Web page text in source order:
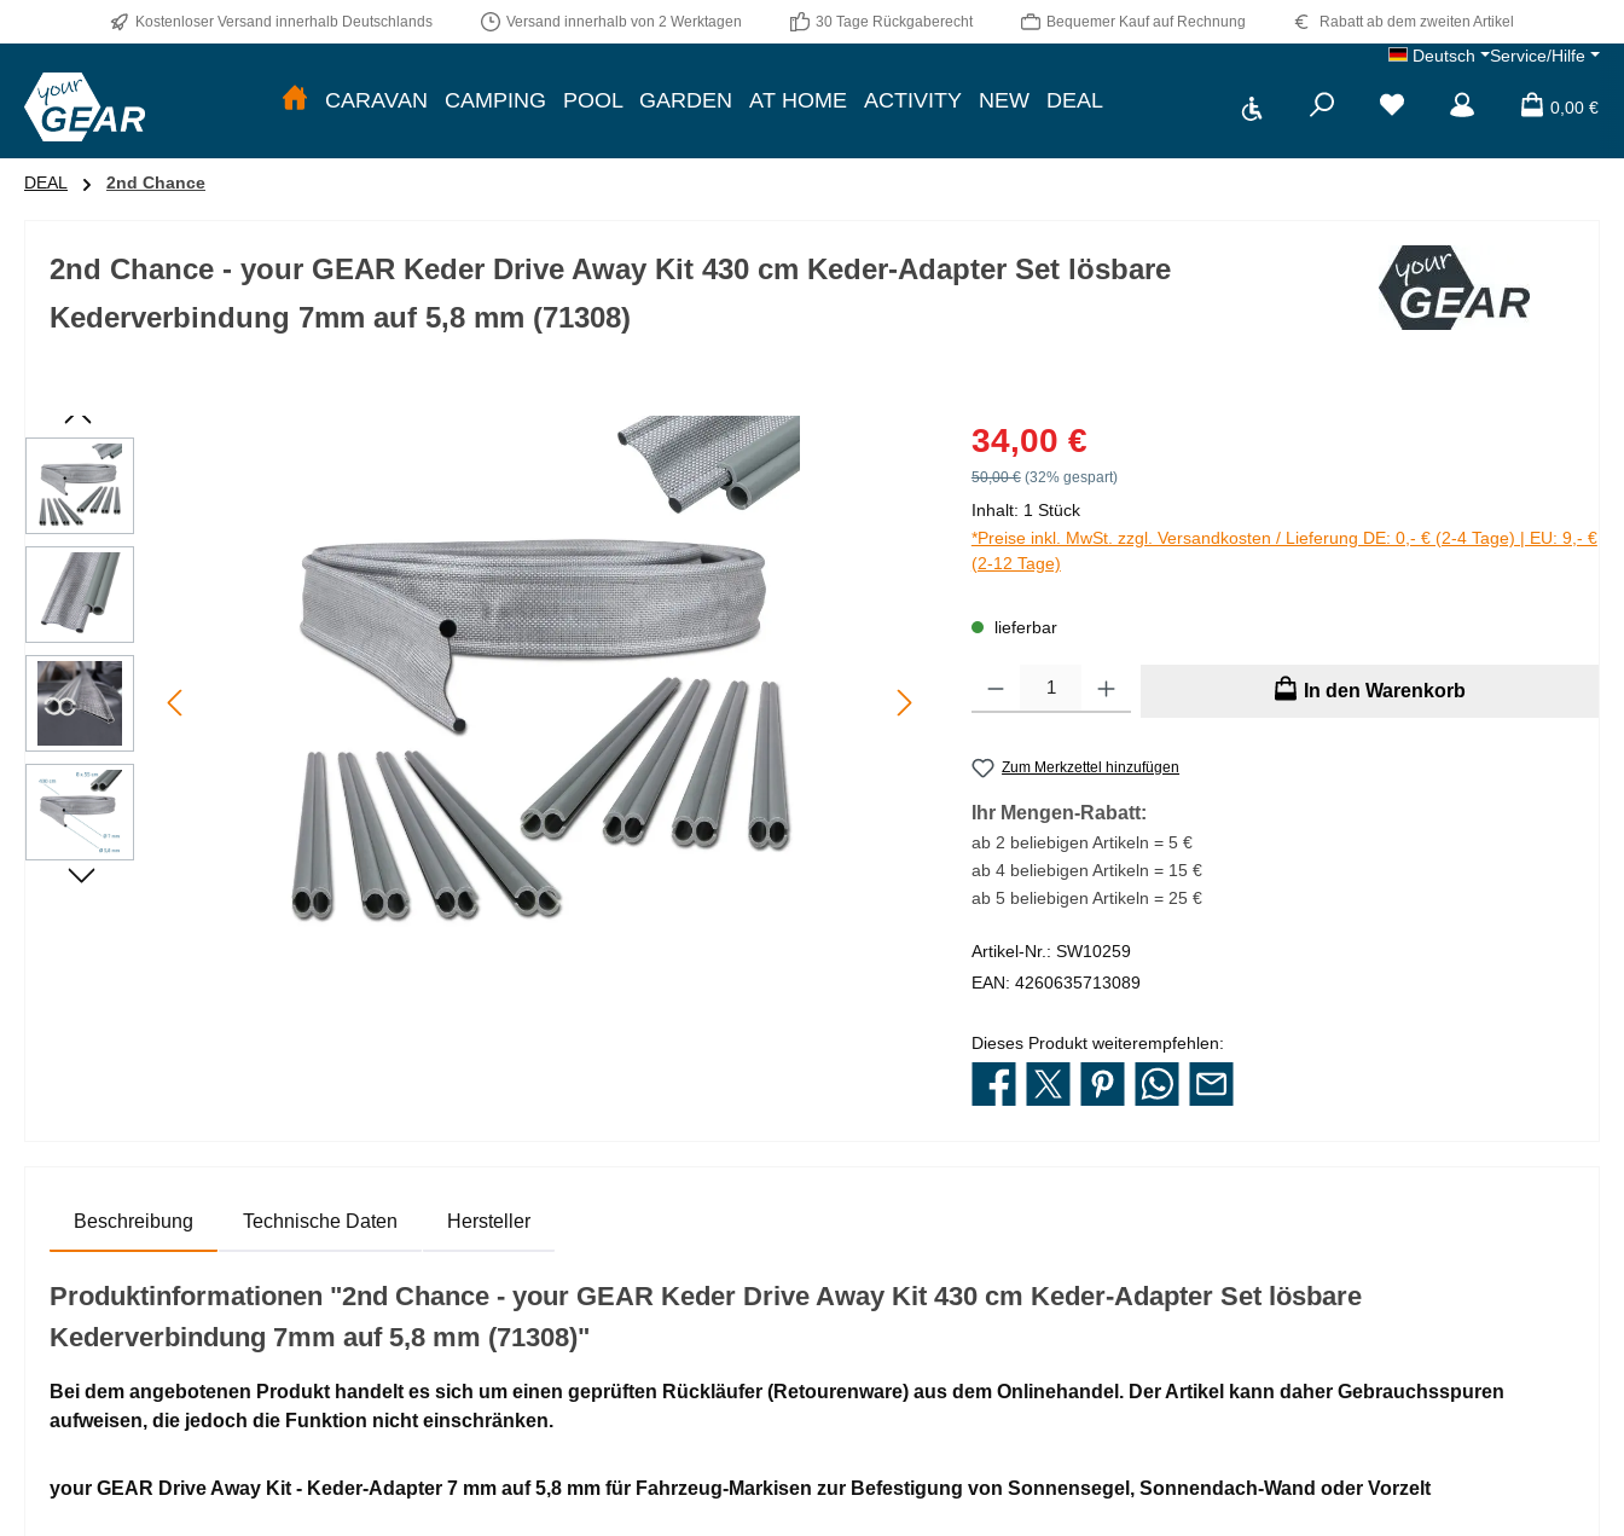
Hauptinhalt springen
Zur Suche springen
Zur Hauptnavigation springen
Kostenloser Versand innerhalb Deutschlands Versand innerhalb von 2 Werktagen 30 Tage Rückgaberecht Bequemer Kauf auf Rechnung Rabatt ab dem zweiten Artikel
Deutsch Service/Hilfe
CARAVAN CAMPING POOL GARDEN AT HOME ACTIVITY NEW DEAL Werkzeugleiste anzeigen 0,00 €
DEAL 2nd Chance
2nd Chance - your GEAR Keder Drive Away Kit 430 cm Keder-Adapter Set lösbare
Kederverbindung 7mm auf 5,8 mm (71308)
Bildergalerie überspringen Verkaufspreis:
34,00 €
Regulärer Preis:
50,00 € (32% gespart)
Inhalt: 1 Stück
*Preise inkl. MwSt. zzgl. Versandkosten / Lieferung DE: 0,- € (2-4 Tage) | EU: 9,- €
(2-12 Tage)
lieferbar
Produkt Anzahl: Gib den gewünschten Wert ein oder benutze die Schaltflächen um
In den Warenkorb
Zum Merkzettel hinzufügen
Ihr Mengen-Rabatt:
ab 2 beliebigen Artikeln = 5 €
ab 4 beliebigen Artikeln = 15 €
ab 5 beliebigen Artikeln = 25 €
Artikel-Nr.: SW10259
EAN: 4260635713089
Dieses Produkt weiterempfehlen:
Beschreibung Technische Daten Hersteller
Produktinformationen "2nd Chance - your GEAR Keder Drive Away Kit 430 cm Keder-Adapter Set lösbare
Kederverbindung 7mm auf 5,8 mm (71308)"
Bei dem angebotenen Produkt handelt es sich um einen geprüften Rückläufer (Retourenware) aus dem Onlinehandel. Der Artikel kann daher Gebrauchsspuren
aufweisen, die jedoch die Funktion nicht einschränken.
your GEAR Drive Away Kit - Keder-Adapter 7 mm auf 5,8 mm für Fahrzeug-Markisen zur Befestigung von Sonnensegel, Sonnendach-Wand oder Vorzelt